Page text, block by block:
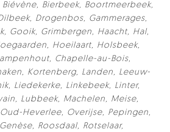
Biévène, Bierbeek, Boortmeerbeek,
, Drogenbos, Gammerages,
, Gooik, Grimbergen, Haacht, Hal,
, Hoeilaart, Holsbeek,
, Chapelle-au-Bois,
, Kortenberg, Landen, Leeuw-
, Liedekerke, Linkebeek, Linter,
, Lubbeek, Machelen, Meise,
Oud-Heverlee, Overijse, Pepingen,
, Roosdaal, Rotselaar,